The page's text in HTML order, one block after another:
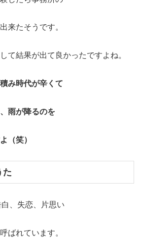
来たそうです。
て結果が出て良かったですよね。
み時代が辛くて
雨が降るのを
（笑）
た
、失恋、片思い
ばれています。